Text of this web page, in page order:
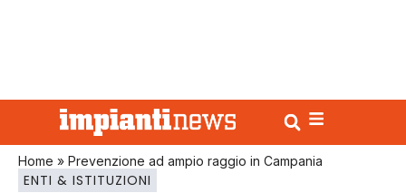
Home » Prevenzione ad ampio raggio in Campania
ENTI & ISTITUZIONI